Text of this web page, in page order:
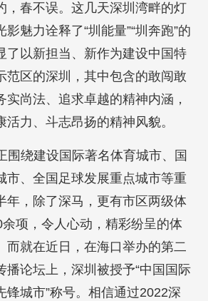
，春不误。这几天深圳湾畔的灯
魅力诠释了“圳能量”“圳奔跑”的
了以新担当、新作为建设中国特
范区的深圳，其中包含的敢闯敢
实尚法、追求卓越的精神内涵，
活力、斗志昂扬的精神风貌。
围绕建设国际著名体育城市、国
市、全国足球发展重点城市等重
年，除了深马，更有市区两级体
项，令人心动，精彩纷呈的体
而就在近日，在海口举办的第二
播论坛上，深圳被授予“中国国际
锋城市”称号。相信通过2022深